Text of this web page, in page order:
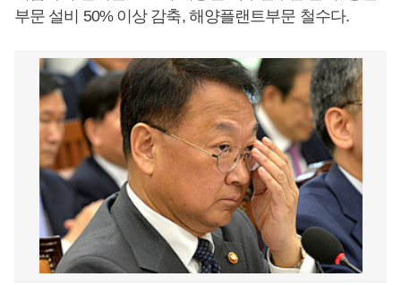
부문 설비 50% 이상 감축, 해양플랜트부문 철수다.